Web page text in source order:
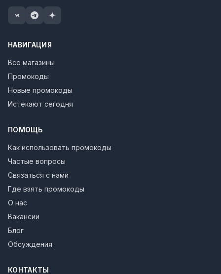
НАВИГАЦИЯ
Все магазины
Промокоды
Новые промокоды
Истекают сегодня
ПОМОЩЬ
Как использовать промокоды
Частые вопросы
Связаться с нами
Где взять промокоды
О нас
Вакансии
Блог
Обсуждения
КОНТАКТЫ